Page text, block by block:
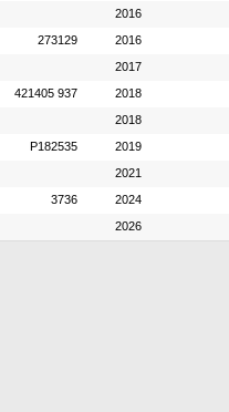
2016
273129 2016
2017
421405 937 2018
2018
P182535 2019
2021
3736 2024
2026